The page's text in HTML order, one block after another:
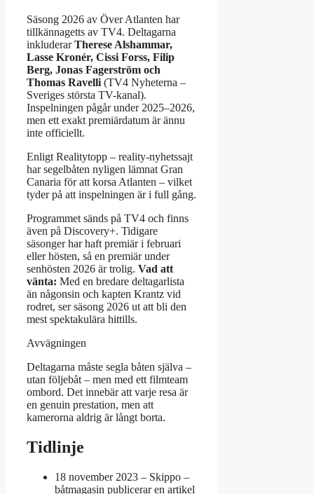
Säsong 2026 av Över Atlanten har
tillkännagetts av TV4. Deltagarna
inkluderarTherese Alshammar,
Lasse Kronér, Cissi Forss, Filip
Berg, Jonas Fagerström och
Thomas Ravelli(TV4 Nyheterna –
Sveriges största TV-kanal).
Inspelningen pågår under 2025–2026,
men ett exakt premiärdatum är ännu
inte officiellt.
Enligt Realitytopp – reality-nyhetssajt
har segelbåten nyligen lämnat Gran
Canaria för att korsa Atlanten – vilket
tyder på att inspelningen är i full gång.
Programmet sänds på TV4 och finns
även på Discovery+. Tidigare
säsonger har haft premiär i februari
eller hösten, så en premiär under
senhösten 2026 är trolig. Vad att
vänta: Med en bredare deltagarlista
än någonsin och kapten Krantz vid
rodret, ser säsong 2026 ut att bli den
mest spektakulära hittills.
Avvägningen
Deltagarna måste segla båten själva –
utan följebåt – men med ett filmteam
ombord. Det innebär att varje resa är
en genuin prestation, men att
kamerorna aldrig är långt borta.
Tidlinje
18 november 2023 – Skippo –
båtmagasin publicerar en artikel